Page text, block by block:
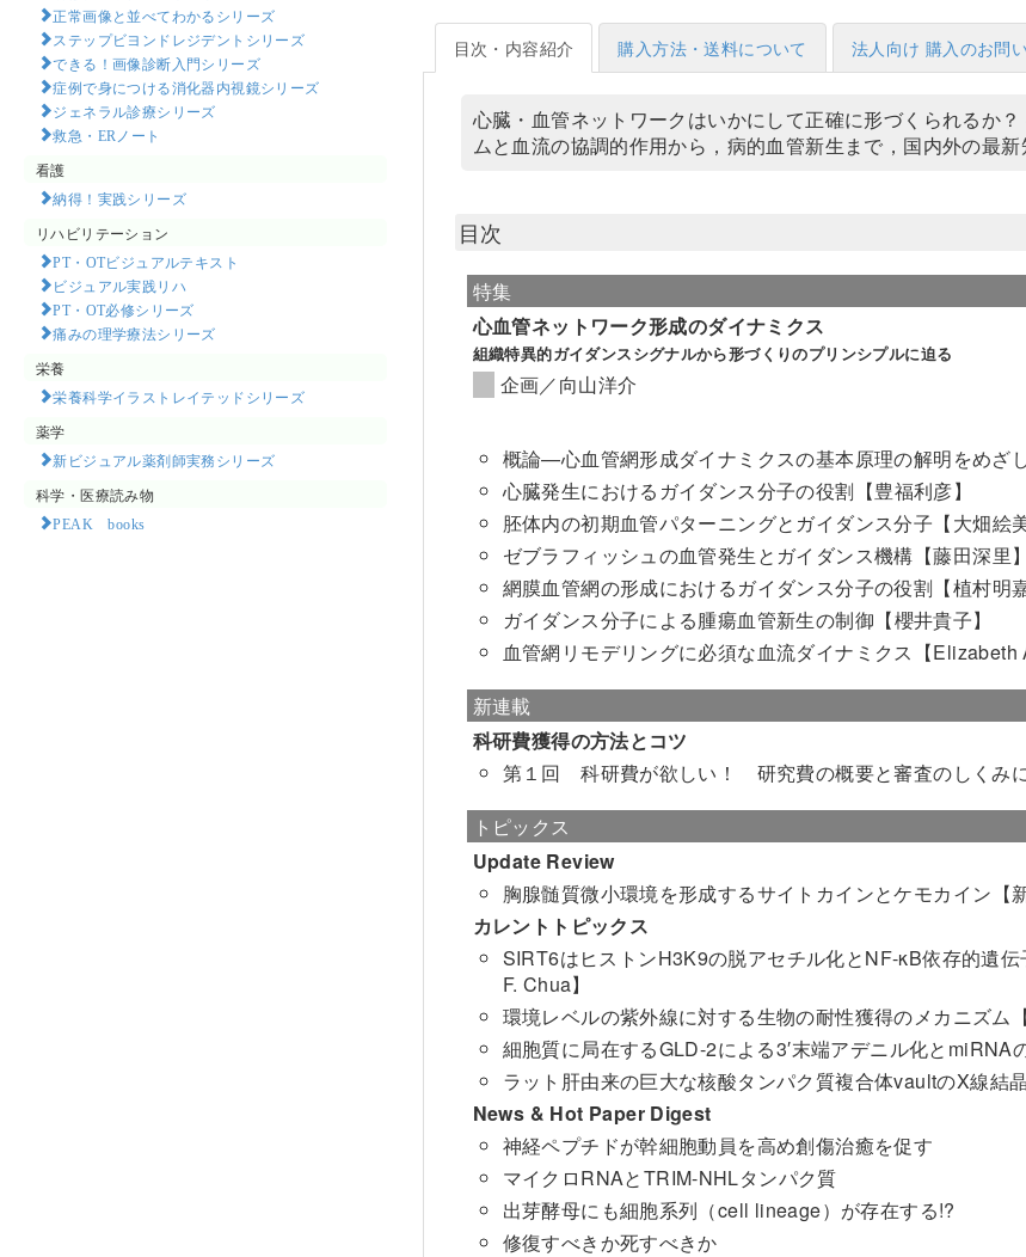
正常画像と並べてわかるシリーズ
ステップビヨンドレジデントシリーズ
できる！画像診断入門シリーズ
症例で身につける消化器内視鏡シリーズ
ジェネラル診療シリーズ
救急・ERノート
看護
納得！実践シリーズ
リハビリテーション
PT・OTビジュアルテキスト
ビジュアル実践リハ
PT・OT必修シリーズ
痛みの理学療法シリーズ
栄養
栄養科学イラストレイテッドシリーズ
薬学
新ビジュアル薬剤師実務シリーズ
科学・医療読み物
PEAK books​
目次・内容紹介 購入方法・送料について 法人向け 購入のお問
心臓・血管ネットワークはいかにして正確に形づくられるか
ムと血流の協調的作用から，病的血管新生まで，国内外の最新
目次
特集
心血管ネットワーク形成のダイナミクス
組織特異的ガイダンスシグナルから形づくりのプリンシプルに迫る
企画／向山洋介
概論—心血管網形成ダイナミクスの基本原理の解明をめざ
心臓発生におけるガイダンス分子の役割 【豊福利彦】
胚体内の初期血管パターニングとガイダンス分子 【大畑絵
ゼブラフィッシュの血管発生とガイダンス機構 【藤田深里】
網膜血管網の形成におけるガイダンス分子の役割 【植村明
ガイダンス分子による腫瘍血管新生の制御 【櫻井貴子】
血管網リモデリングに必須な血流ダイナミクス 【Elizabeth
新連載
科研費獲得の方法とコツ
第１回 科研費が欲しい！ 研究費の概要と審査のしくみ
トピックス
Update Review
胸腺髄質微小環境を形成するサイトカインとケモカイン
カレントトピックス
SIRT6はヒストンH3K9の脱アセチル化とNF-κB依存的遺
F. Chua】
環境レベルの紫外線に対する生物の耐性獲得のメカニズム
細胞質に局在するGLD-2による3′末端アデニル化とmiRNA
ラット肝由来の巨大な核酸タンパク質複合体vaultのX線結
News & Hot Paper Digest
神経ペプチドが幹細胞動員を高め創傷治癒を促す
マイクロRNAとTRIM-NHLタンパク質
出芽酵母にも細胞系列（cell lineage）が存在する!?
修復すべきか死すべきか